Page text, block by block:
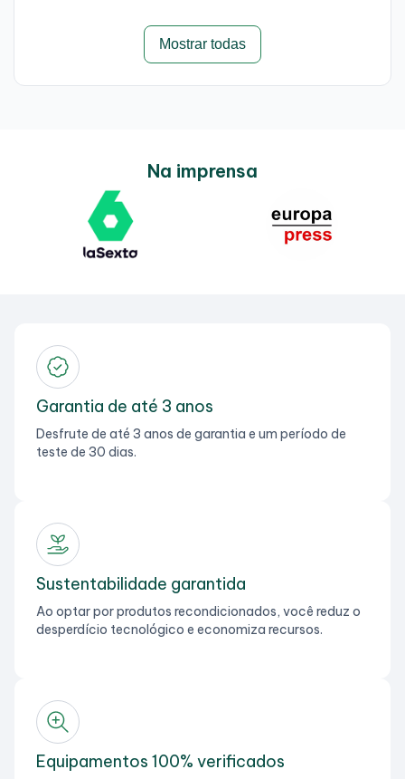
Mostrar todas
Na imprensa
Garantia de até 3 anos
Desfrute de até 3 anos de garantia e um período de
teste de 30 dias.
Sustentabilidade garantida
Ao optar por produtos recondicionados, você reduz o
desperdício tecnológico e economiza recursos.
Equipamentos 100% verificados